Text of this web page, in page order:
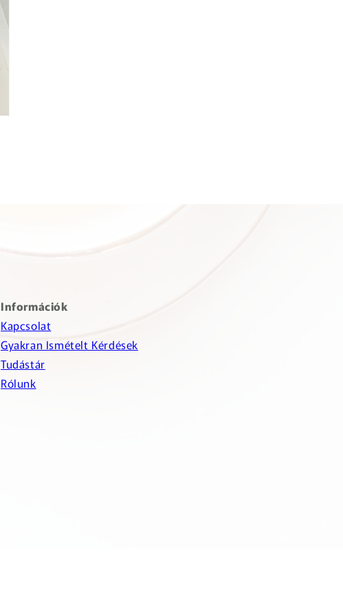
Információk
Kapcsolat
Gyakran Ismételt Kérdések
Tudástár
Rólunk